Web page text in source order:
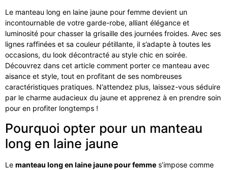
Le manteau long en laine jaune pour femme devient un
incontournable de votre garde-robe, alliant élégance et
luminosité pour chasser la grisaille des journées froides. Avec ses
lignes raffinées et sa couleur pétillante, il s’adapte à toutes les
occasions, du look décontracté au style chic en soirée.
Découvrez dans cet article comment porter ce manteau avec
aisance et style, tout en profitant de ses nombreuses
caractéristiques pratiques. N’attendez plus, laissez-vous séduire
par le charme audacieux du jaune et apprenez à en prendre soin
pour en profiter longtemps !
Pourquoi opter pour un manteau
long en laine jaune
Le manteau long en laine jaune pour femme s’impose comme